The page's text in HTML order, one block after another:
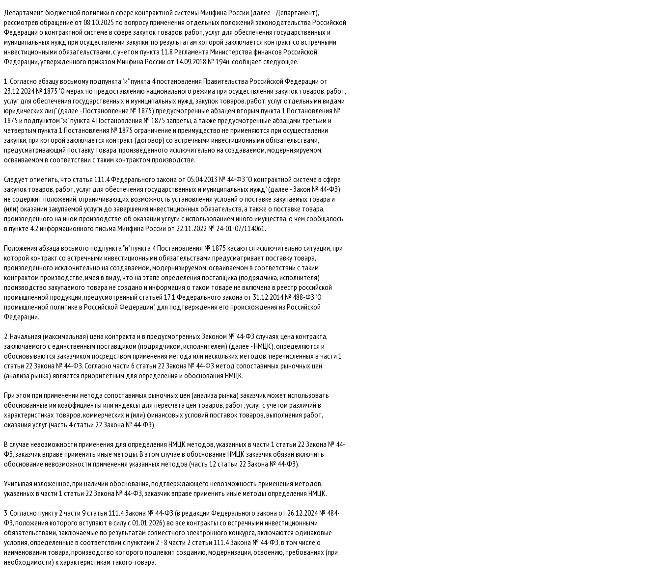
Департамент бюджетной политики в сфере контрактной системы Минфина России (далее - Департамент),
рассмотрев обращение от 08.10.2025 по вопросу применения отдельных положений законодательства Российской
Федерации о контрактной системе в сфере закупок товаров, работ, услуг для обеспечения государственных и
муниципальных нужд при осуществлении закупки, по результатам которой заключается контракт со встречными
инвестиционными обязательствами, с учетом пункта 11.8 Регламента Министерства финансов Российской
Федерации, утвержденного приказом Минфина России от 14.09.2018 № 194н, сообщает следующее.
1. Согласно абзацу восьмому подпункта "и" пункта 4 постановления Правительства Российской Федерации от
23.12.2024 № 1875 "О мерах по предоставлению национального режима при осуществлении закупок товаров, работ,
услуг для обеспечения государственных и муниципальных нужд, закупок товаров, работ, услуг отдельными видами
юридических лиц" (далее - Постановление № 1875) предусмотренные абзацем вторым пункта 1 Постановления №
1875 и подпунктом "ж" пункта 4 Постановления № 1875 запреты, а также предусмотренные абзацами третьим и
четвертым пункта 1 Постановления № 1875 ограничение и преимущество не применяются при осуществлении
закупки, при которой заключается контракт (договор) со встречными инвестиционными обязательствами,
предусматривающий поставку товара, произведенного исключительно на создаваемом, модернизируемом,
осваиваемом в соответствии с таким контрактом производстве.
Следует отметить, что статья 111.4 Федерального закона от 05.04.2013 № 44-ФЗ "О контрактной системе в сфере
закупок товаров, работ, услуг для обеспечения государственных и муниципальных нужд" (далее - Закон № 44-ФЗ)
не содержит положений, ограничивающих возможность установления условий о поставке закупаемых товара и
(или) оказании закупаемой услуги до завершения инвестиционных обязательств, а также о поставке товара,
произведенного на ином производстве, об оказании услуги с использованием иного имущества, о чем сообщалось
в пункте 4.2 информационного письма Минфина России от 22.11.2022 № 24-01-07/114061.
Положения абзаца восьмого подпункта "и" пункта 4 Постановления № 1875 касаются исключительно ситуации, при
которой контракт со встречными инвестиционными обязательствами предусматривает поставку товара,
произведенного исключительно на создаваемом, модернизируемом, осваиваемом в соответствии с таким
контрактом производстве, имея в виду, что на этапе определения поставщика (подрядчика, исполнителя)
производство закупаемого товара не создано и информация о таком товаре не включена в реестр российской
промышленной продукции, предусмотренный статьей 17.1 Федерального закона от 31.12.2014 № 488-ФЗ "О
промышленной политике в Российской Федерации", для подтверждения его происхождения из Российской
Федерации.
2. Начальная (максимальная) цена контракта и в предусмотренных Законом № 44-ФЗ случаях цена контракта,
заключаемого с единственным поставщиком (подрядчиком, исполнителем) (далее - НМЦК), определяются и
обосновываются заказчиком посредством применения метода или нескольких методов, перечисленных в части 1
статьи 22 Закона № 44-ФЗ. Согласно части 6 статьи 22 Закона № 44-ФЗ метод сопоставимых рыночных цен
(анализа рынка) является приоритетным для определения и обоснования НМЦК.
При этом при применении метода сопоставимых рыночных цен (анализа рынка) заказчик может использовать
обоснованные им коэффициенты или индексы для пересчета цен товаров, работ, услуг с учетом различий в
характеристиках товаров, коммерческих и (или) финансовых условий поставок товаров, выполнения работ,
оказания услуг (часть 4 статьи 22 Закона № 44-ФЗ).
В случае невозможности применения для определения НМЦК методов, указанных в части 1 статьи 22 Закона № 44-
ФЗ, заказчик вправе применить иные методы. В этом случае в обоснование НМЦК заказчик обязан включить
обоснование невозможности применения указанных методов (часть 12 статьи 22 Закона № 44-ФЗ).
Учитывая изложенное, при наличии обоснования, подтверждающего невозможность применения методов,
указанных в части 1 статьи 22 Закона № 44-ФЗ, заказчик вправе применить иные методы определения НМЦК.
3. Согласно пункту 2 части 9 статьи 111.4 Закона № 44-ФЗ (в редакции Федерального закона от 26.12.2024 № 484-
ФЗ, положения которого вступают в силу с 01.01.2026) во все контракты со встречными инвестиционными
обязательствами, заключаемые по результатам совместного электронного конкурса, включаются одинаковые
условия, определенные в соответствии с пунктами 2 - 8 части 2 статьи 111.4 Закона № 44-ФЗ, в том числе о
наименовании товара, производство которого подлежит созданию, модернизации, освоению, требованиях (при
необходимости) к характеристикам такого товара.